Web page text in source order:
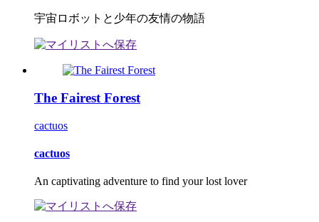
宇宙ロボットと少年の友情の物語
The Fairest Forest
cactuos
cactuos
An captivating adventure to find your lost lover